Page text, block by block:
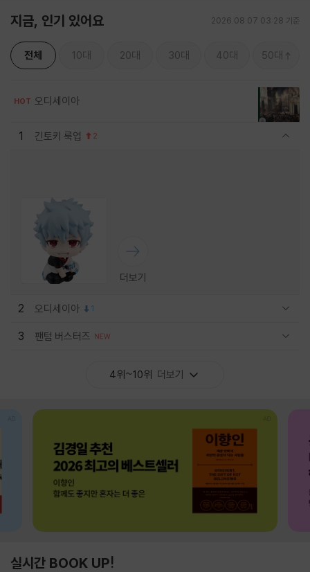
지금, 인기 있어요 2026.08.07 03:28 기준
전체 10대 20대 30대 40대 50대
HOT 오디세이아
1 긴토키 룩업 2
더보기
2 오디세이아 1
3 팬텀 버스터즈
4위~10위 더보기
실시간 BOOK UP!